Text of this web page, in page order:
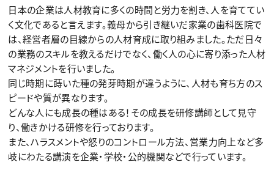
日本の企業は人材教育に多くの時間と労力を割き、人を育ててい
く文化であると言えます。義母から引き継いだ家業の歯科医院で
は、経営者層の目線からの人材育成に取り組みました。ただ日々
の業務のスキルを教えるだけでなく、働く人の心に寄り添った人材
マネジメントを行いました。
同じ時期に蒔いた種の発芽時期が違うように、人材も育ち方のス
ピードや質が異なります。
どんな人にも成長の種はある！その成長を研修講師として見守
り、働きかける研修を行っております。
また、ハラスメントや怒りのコントロール方法、営業力向上など多
岐にわたる講演を企業・学校・公的機関などで行っています。